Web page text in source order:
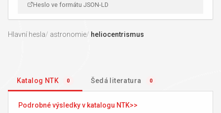
Heslo ve formátu JSON-LD
Hlavní hesla astronomie heliocentrismus
Katalog NTK 0 Šedá literatura 0
Podrobné výsledky v katalogu NTK